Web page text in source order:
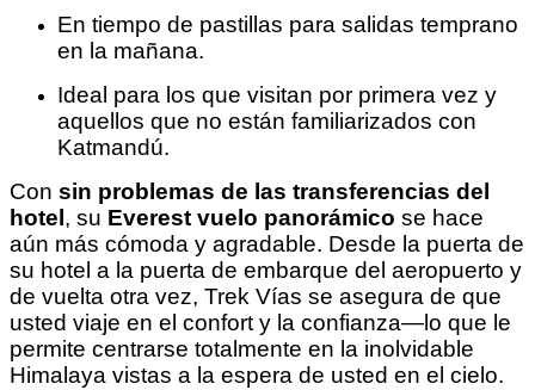
En tiempo de pastillas para salidas temprano
en la mañana.
Ideal para los que visitan por primera vez y
aquellos que no están familiarizados con
Katmandú.
Con sin problemas de las transferencias del
hotel , su Everest vuelo panorámico se hace
aún más cómoda y agradable. Desde la puerta de
su hotel a la puerta de embarque del aeropuerto y
de vuelta otra vez, Trek Vías se asegura de que
usted viaje en el confort y la confianza—lo que le
permite centrarse totalmente en la inolvidable
Himalaya vistas a la espera de usted en el cielo.